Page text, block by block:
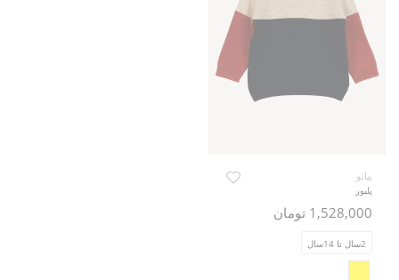
پیانو
پلیور
1,528,000 تومان
2سال تا 14سال